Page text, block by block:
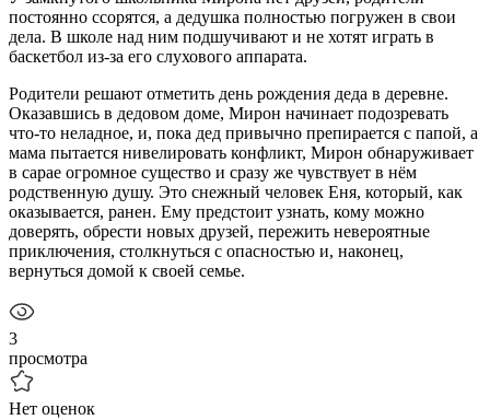
постоянно ссорятся, а дедушка полностью погружен в свои
дела. В школе над ним подшучивают и не хотят играть в
баскетбол из-за его слухового аппарата.
Родители решают отметить день рождения деда в деревне.
Оказавшись в дедовом доме, Мирон начинает подозревать
что-то неладное, и, пока дед привычно препирается с папой, а
мама пытается нивелировать конфликт, Мирон обнаруживает
в сарае огромное существо и сразу же чувствует в нём
родственную душу. Это снежный человек Еня, который, как
оказывается, ранен. Ему предстоит узнать, кому можно
доверять, обрести новых друзей, пережить невероятные
приключения, столкнуться с опасностью и, наконец,
вернуться домой к своей семье.
3
просмотра
Нет оценок